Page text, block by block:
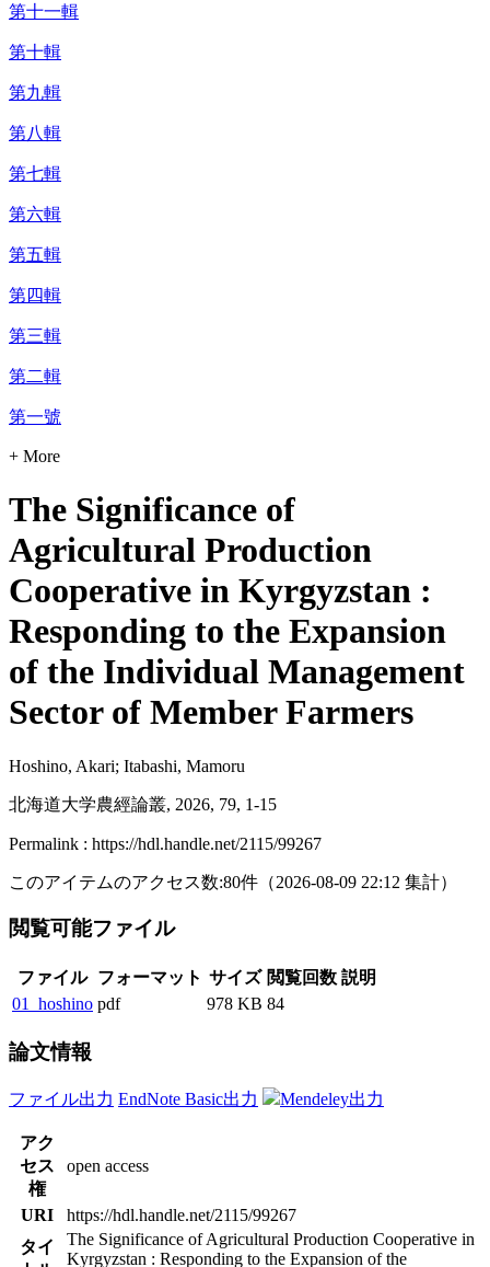
第十一輯
第十輯
第九輯
第八輯
第七輯
第六輯
第五輯
第四輯
第三輯
第二輯
第一號
+ More
The Significance of
Agricultural Production
Cooperative in Kyrgyzstan :
Responding to the Expansion
of the Individual Management
Sector of Member Farmers
Hoshino, Akari; Itabashi, Mamoru
北海道大学農經論叢, 2026, 79, 1-15
Permalink : https://hdl.handle.net/2115/99267
このアイテムのアクセス数:80件 （2026-08-09 22:12 集計）
閲覧可能ファイル
ファイル フォーマット サイズ 閲覧回数 説明
01_hoshino pdf 978 KB 84
論文情報
ファイル出力 EndNote Basic出力 Mendeley出力
アク
セス
権
open access
URI
https://hdl.handle.net/2115/99267
タイ
The Significance of Agricultural Production Cooperative in
Kyrgyzstan : Responding to the Expansion of the